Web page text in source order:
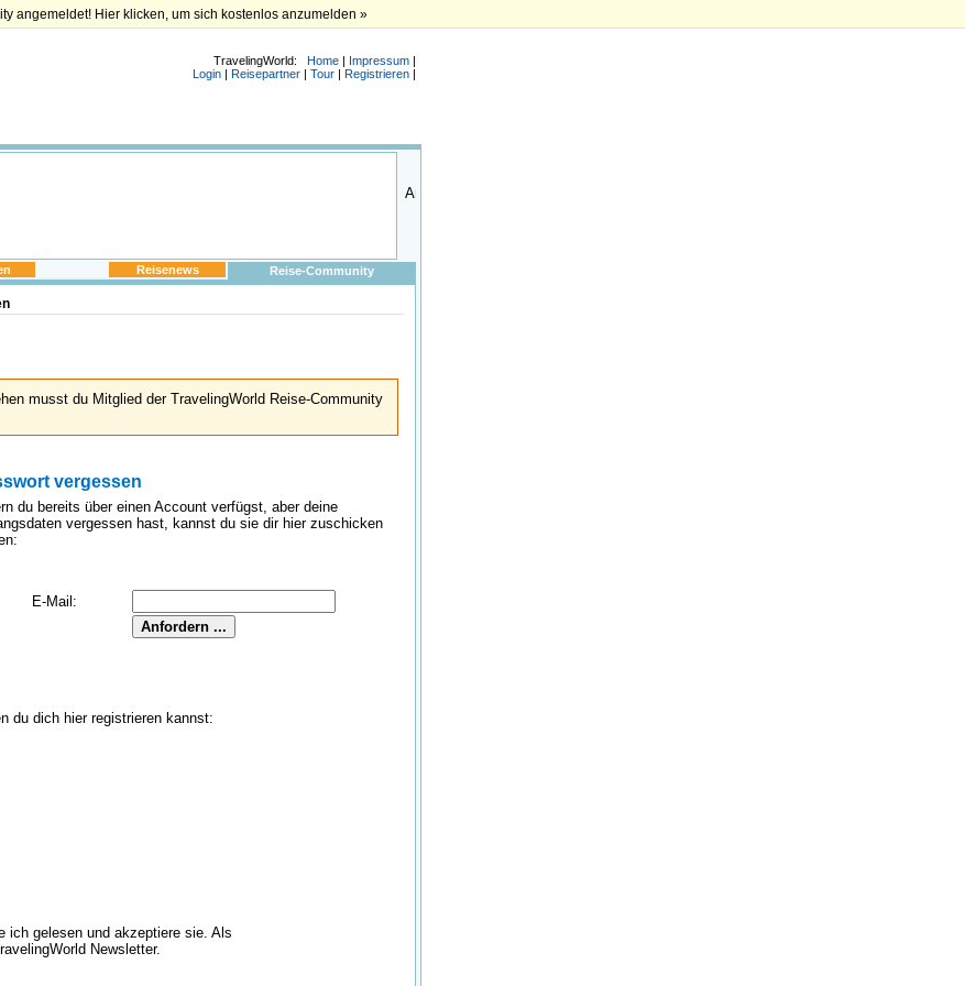
angemeldet! Hier klicken, um sich kostenlos anzumelden »
TravelingWorld: Home | Impressum |
Login | Reisepartner | Tour | Registrieren |
Reisenews Reise-Community
musst du Mitglied der TravelingWorld Reise-Community
vergessen
du bereits über einen Account verfügst, aber deine
vergessen hast, kannst du sie dir hier zuschicken
E-Mail:
du dich hier registrieren kannst:
ich gelesen und akzeptiere sie. Als
Newsletter.